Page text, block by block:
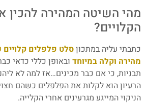
מהי השיטה המהירה להכין
הקלויים?
כתבתי עליה במתכוןסלט פלפלים
מהירה וקלה במיוחד ובאופן כללי כדאי
תבניות, כי אם כבר מכינים…אז למה לא
הרעיון הוא לקלות את הפלפלים כשהם
הניקוי המייגע מגרעינים אחרי הקלייה.